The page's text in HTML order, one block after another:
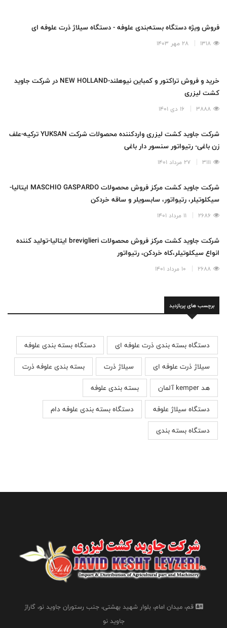
فروش ویژه دستگاه‌ بسته‌بندی علوفه - دستگاه سیلاژ ذرت علوفه ای
1318 28 مهر 1403
خرید و فروش تراکتور و کمباین نیوهلند-NEW HOLLAND در شرکت جاوید
کشت لیزری
3888 16 دی 1401
شرکت جاوید کشت لیزری واردکننده محصولات شرکت YUKSAN ترکیه-علف
زن باغی- رتیواتور سنسور دار باغی
3111 27 مرداد 1401
شرکت جاوید کشت مرکز فروش محصولات MASCHIO GASPARDO ایتالیا-
سیکلوتیلر، رتیواتور، سابسویلر و ساقه خردکن
2686 11 مرداد 1401
شرکت جاوید کشت مرکز فروش محصولات breviglieri ایتالیا-تولید کننده
انواع سیکلوتیلر،کاه خردکن، رتیواتور
2688 10 مرداد 1401
برچسب های پربازدید
دستگاه بسته بندی ذرت علوفه ای
دستگاه بسته بندی علوفه
سیلاژ ذرت علوفه ای
سیلاژ ذرت
بسته بندی علوفه ذرت
هد kemper آلمان
بسته بندی علوفه
دستگاه سیلاژ علوفه
دستگاه بسته بندی علوفه دام
دستگاه بسته بندی
قم، میدان امام، بلوار شهید بهشتی، جنب رستوران جاوید نو، گاراژ
جاوید نو